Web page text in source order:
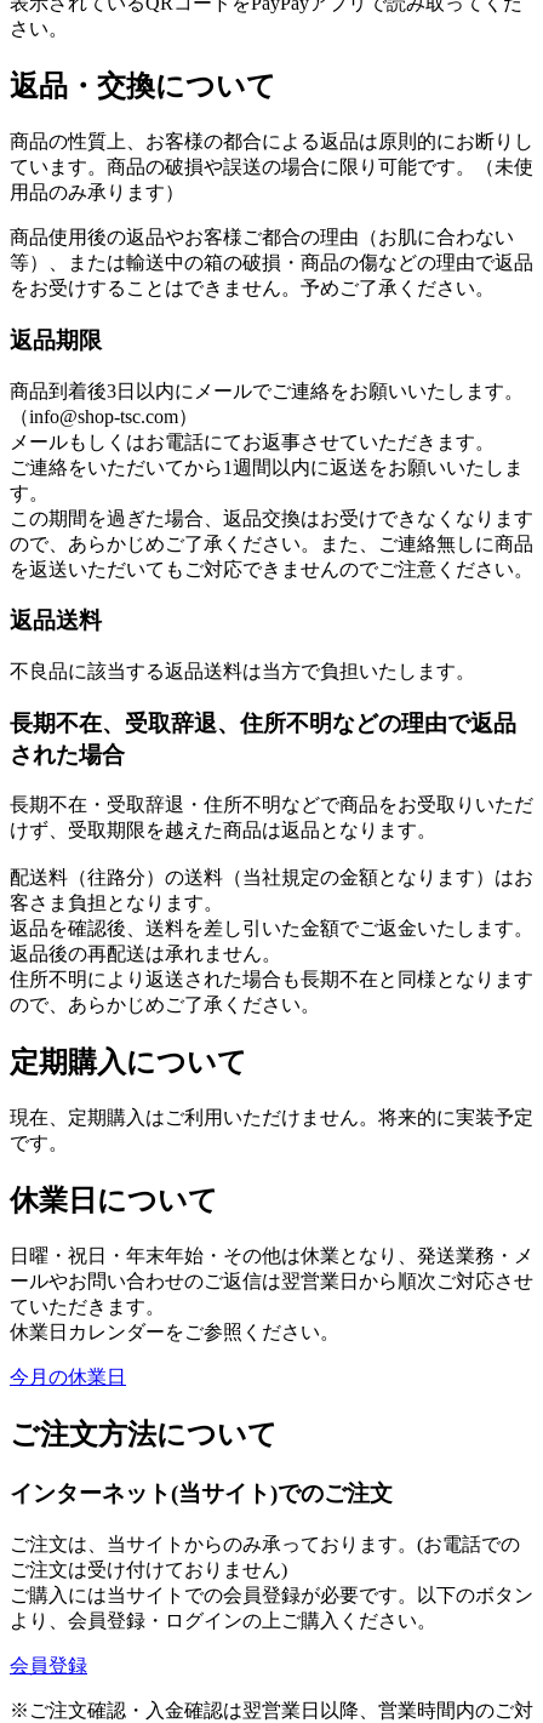
さい。
返品・交換について
商品の性質上、お客様の都合による返品は原則的にお断りし
ています。商品の破損や誤送の場合に限り可能です。（未使
用品のみ承ります）
商品使用後の返品やお客様ご都合の理由（お肌に合わない
等）、または輸送中の箱の破損・商品の傷などの理由で返品
をお受けすることはできません。予めご了承ください。
返品期限
商品到着後3日以内にメールでご連絡をお願いいたします。
（info@shop-tsc.com）
メールもしくはお電話にてお返事させていただきます。
ご連絡をいただいてから1週間以内に返送をお願いいたしま
す。
この期間を過ぎた場合、返品交換はお受けできなくなります
ので、あらかじめご了承ください。また、ご連絡無しに商品
を返送いただいてもご対応できませんのでご注意ください。
返品送料
不良品に該当する返品送料は当方で負担いたします。
長期不在、受取辞退、住所不明などの理由で返品
された場合
長期不在・受取辞退・住所不明などで商品をお受取りいただ
けず、受取期限を越えた商品は返品となります。
配送料（往路分）の送料（当社規定の金額となります）はお
客さま負担となります。
返品を確認後、送料を差し引いた金額でご返金いたします。
返品後の再配送は承れません。
住所不明により返送された場合も長期不在と同様となります
ので、あらかじめご了承ください。
定期購入について
現在、定期購入はご利用いただけません。将来的に実装予定
です。
休業日について
日曜・祝日・年末年始・その他は休業となり、発送業務・メ
ールやお問い合わせのご返信は翌営業日から順次ご対応させ
ていただきます。
休業日カレンダーをご参照ください。
今月の休業日
ご注文方法について
インターネット(当サイト)でのご注文
ご注文は、当サイトからのみ承っております。(お電話での
ご注文は受け付けておりません)
ご購入には当サイトでの会員登録が必要です。以下のボタン
より、会員登録・ログインの上ご購入ください。
会員登録
※ご注文確認・入金確認は翌営業日以降、営業時間内のご対